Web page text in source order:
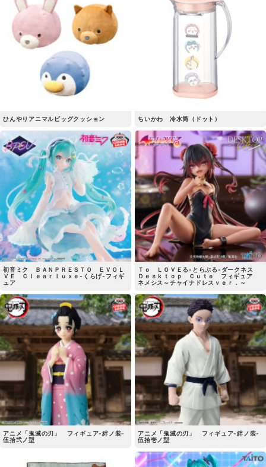
ひんやりアニマルビッグクッション ちいかわ 冷水筒（ドット）
初音ミク ＢＡＮＰＲＥＳＴＯ ＥＶＯＬ
ＶＥ Ｃｌｅａｒｌｕｘｅ-くらげ-フィギ
ュア
Ｔｏ ＬＯＶＥる-とらぶる-ダークネス
Ｄｅｓｋｔｏｐ Ｃｕｔｅ フィギュア
ネメシス～チャイナドレスｖｅｒ．～
アニメ「鬼滅の刃」 フィギュア-絆ノ装-
伍拾弐ノ型
アニメ「鬼滅の刃」 フィギュア-絆ノ装-
伍拾壱ノ型